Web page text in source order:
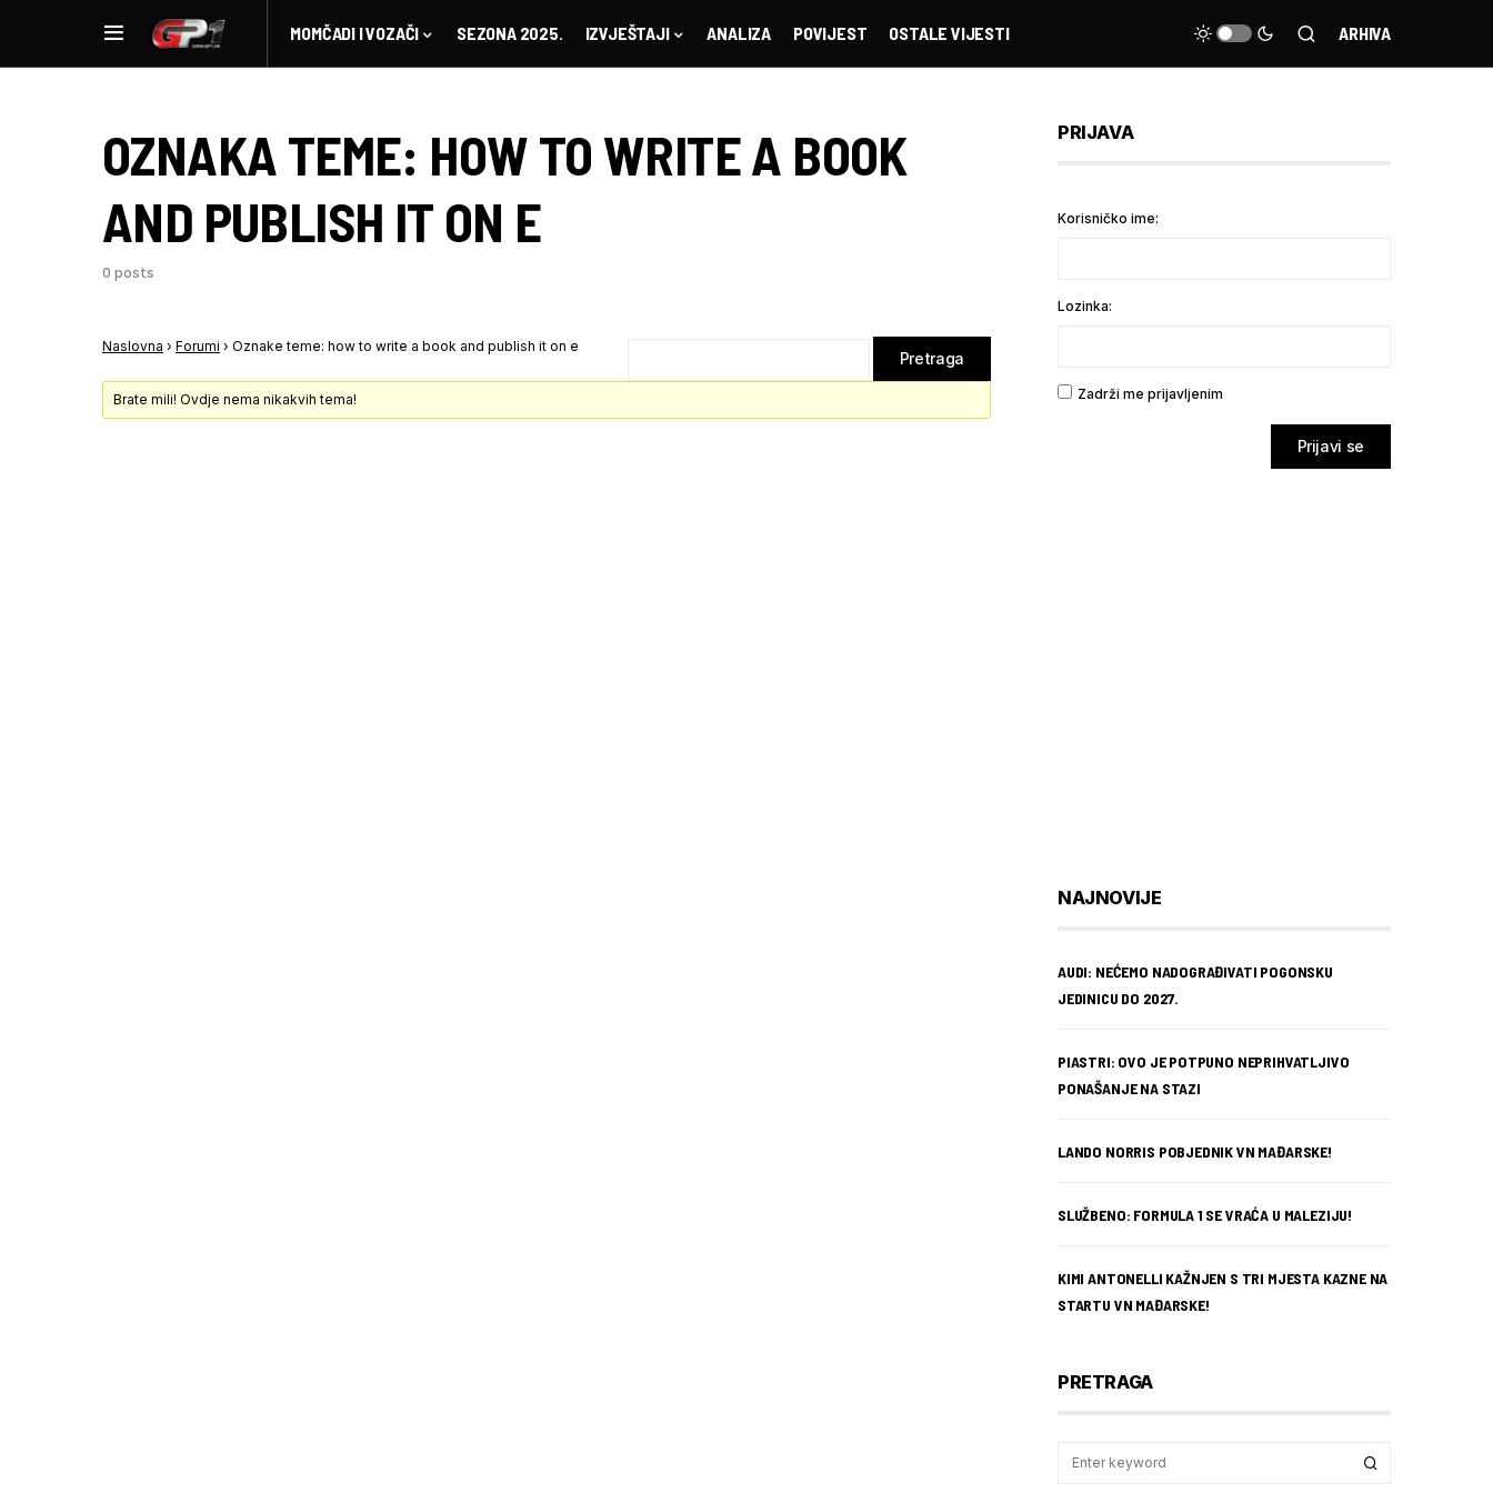
MOMČADI I VOZAČI SEZONA 2025. IZVJEŠTAJI ANALIZA POVIJEST OSTALE VIJESTI ARHIVA
OZNAKA TEME: HOW TO WRITE A BOOK
AND PUBLISH IT ON E
0 posts
Naslovna › Forumi › Oznake teme: how to write a book and publish it on e
Brate mili! Ovdje nema nikakvih tema!
PRIJAVA
Korisničko ime:
Lozinka:
Zadrži me prijavljenim
Prijavi se
NAJNOVIJE
AUDI: NEĆEMO NADOGRAĐIVATI POGONSKU
JEDINICU DO 2027.
PIASTRI: OVO JE POTPUNO NEPRIHVATLJIVO
PONAŠANJE NA STAZI
LANDO NORRIS POBJEDNIK VN MAĐARSKE!
SLUŽBENO: FORMULA 1 SE VRAĆA U MALEZIJU!
KIMI ANTONELLI KAŽNJEN S TRI MJESTA KAZNE NA
STARTU VN MAĐARSKE!
PRETRAGA